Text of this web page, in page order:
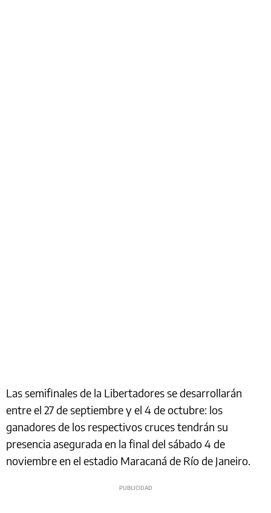
Las semifinales de la Libertadores se desarrollarán
entre el 27 de septiembre y el 4 de octubre: los
ganadores de los respectivos cruces tendrán su
presencia asegurada en la final del sábado 4 de
noviembre en el estadio Maracaná de Río de Janeiro.